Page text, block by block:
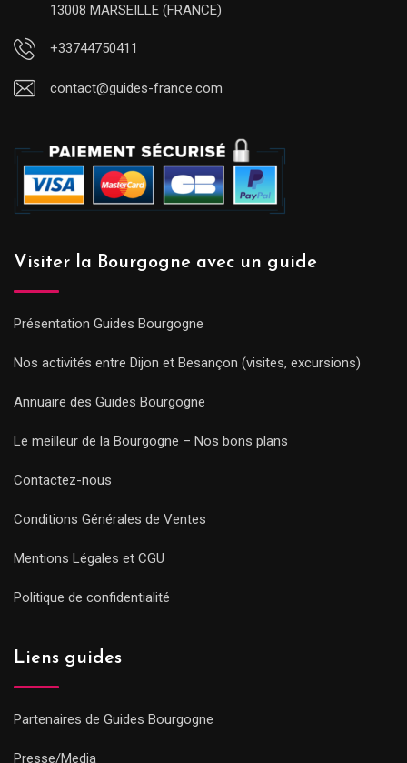
13008 MARSEILLE (FRANCE)
+33744750411
contact@guides-france.com
Visiter la Bourgogne avec un guide
Présentation Guides Bourgogne
Nos activités entre Dijon et Besançon (visites, excursions)
Annuaire des Guides Bourgogne
Le meilleur de la Bourgogne – Nos bons plans
Contactez-nous
Conditions Générales de Ventes
Mentions Légales et CGU
Politique de confidentialité
Liens guides
Partenaires de Guides Bourgogne
Presse/Media